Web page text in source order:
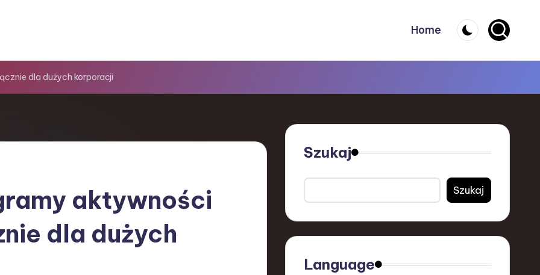
Home
dla dużych korporacji
aktywności
dla dużych
Szukaj
Szukaj
Language